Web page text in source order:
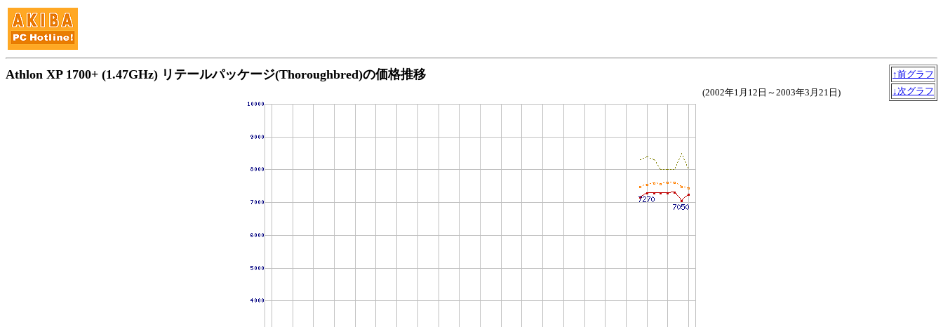
Athlon XP 1700+ (1.47GHz) リテールパッケージ(Thoroughbred)の価格推移
↑前グラフ
↓次グラフ
(2002年1月12日～2003年3月21日)